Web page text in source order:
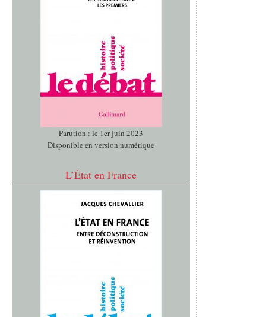
Parution : le 1er juin 2023
Disponible en version numérique
L’État en France